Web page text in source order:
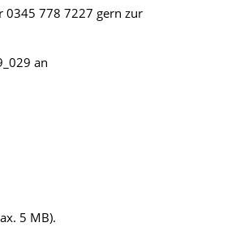
0345 778 7227 gern zur
an
5 MB).